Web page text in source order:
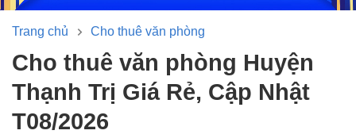
Trang chủ Cho thuê văn phòng
Cho thuê văn phòng Huyện
Thạnh Trị Giá Rẻ, Cập Nhật
T08/2026